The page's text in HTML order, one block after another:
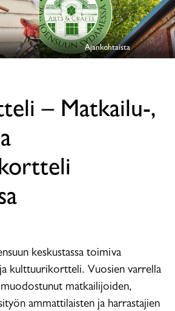
Ajankohtaista
– Matkailu-,
keskustassa toimiva
kulttuurikortteli. Vuosien varrella
matkailijoiden,
ammattilaisten ja harrastajien